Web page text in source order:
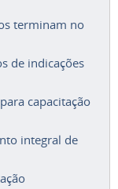
terminam no
de indicações
capacitação
integral de